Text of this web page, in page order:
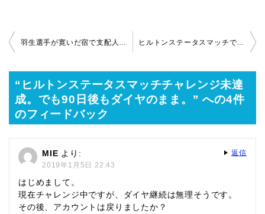
投
稿
ナ
ビ
ゲ
ー
シ
ン
羽生選手が寛いだ宿で支配人からお部屋を教えてもらいました。 ヒルトンステータスマッチでのチャレンジは必要？オナーズカードと比べてみます。
“ヒルトンステータスマッチチャレンジ未達
成。でも90日後もダイヤのまま。” への4件
のフィードバック
MIE より:
2019年1月5日 22:43
はじめまして。
現在チャレンジ中ですが、ダイヤ継続は無理そうです。
その後、アカウントは戻りましたか？
返信